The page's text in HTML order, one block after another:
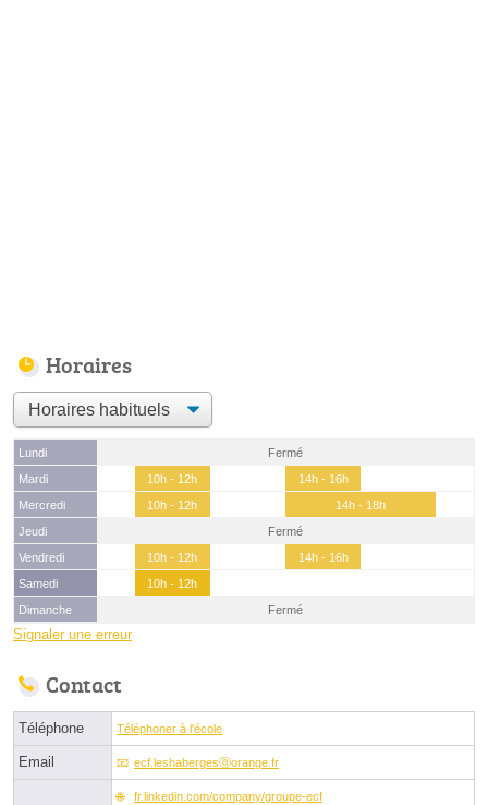
Horaires
Lundi
Fermé
Mardi
10h - 12h
14h - 16h
Mercredi
10h - 12h
14h - 18h
Jeudi
Fermé
Vendredi
10h - 12h
14h - 16h
Samedi
10h - 12h
Dimanche
Fermé
Signaler une erreur
Contact
Téléphone Téléphoner à l'école
Email ecf.leshabergesⓐorange.fr
fr.linkedin.com/company/groupe-ecf